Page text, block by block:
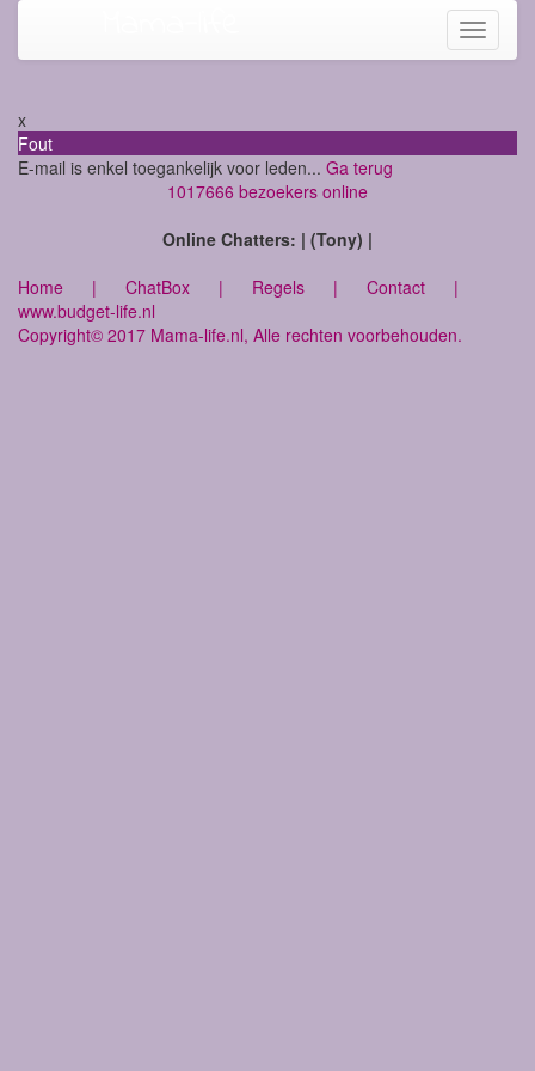
Toggle
x
Fout
E-mail is enkel toegankelijk voor leden... Ga terug
1017666 bezoekers online
Online Chatters: | (Tony) |
Home | ChatBox | Regels | Contact |
www.budget-life.nl
Copyright© 2017 Mama-life.nl, Alle rechten voorbehouden.